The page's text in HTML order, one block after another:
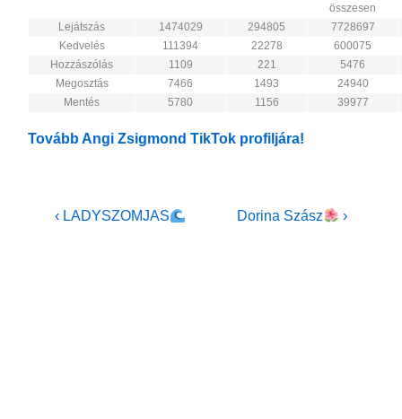
összesen
Lejátszás
1474029 294805
7728697
Kedvelés
111394 22278
600075
Hozzászólás
1109 221
5476
Megosztás
7466 1493
24940
Mentés
5780 1156 39977
Tovább Angi Zsigmond TikTok profiljára!
Bejegyzés
Previous
‹ LADYSZOMJAS
Next
Dorina Szász ›